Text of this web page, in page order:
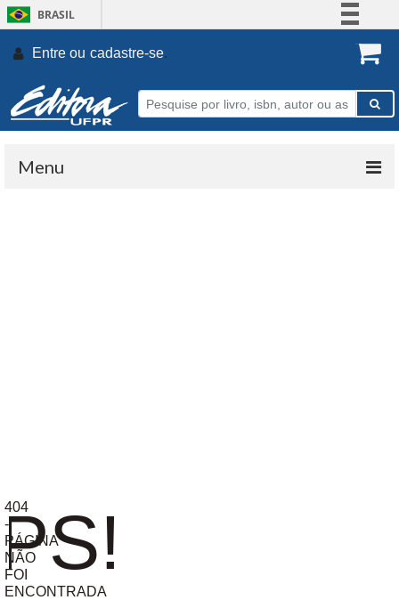
BRASIL
Participe
Entre ou cadastre-se.
Menu
404
-
PÁGINA
NÃO
FOI
ENCONTRADA